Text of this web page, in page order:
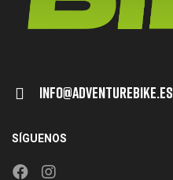
Info@adventurebike.es
SÍGUENOS